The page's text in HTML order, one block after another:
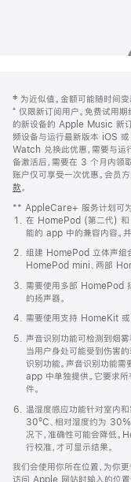
页
页
脚
注
‡ 为近似值。金额可能随时间变
⁺ 仅限新订阅用户。免费试用
的新设备的 Apple Music 新订
频设备与运行最新版本 iOS
Watch 兑换此优惠，需要与
备激活后，需要在 3 个月内领
账户仅可享受一次优惠。会员
款。
窗
口
中
打
开)
** AppleCare+ 服务计划可为
在 HomePod (第二代) 和
能的 app 中的兼容内容。
组建 HomePod 立体声组
HomePod mini、两部
需要使用多部 HomePod
的扬声器。
需要使用支持 HomeKit 或
声音识别功能可检测到烟雾
当用户身处可能受到伤害的
识别功能。声音识别功能
app 中单独提供。它要求
件。
温湿度感应功能针对室内
30ºC、相对湿度约为
况下，准确性可能会降低
行校准，才可显示结果。
我们会使用你所在位置，为你
访问 Apple 网站时输入的位置